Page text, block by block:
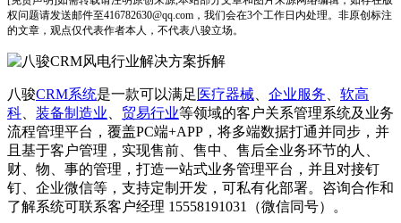
权问题请发送邮件至416782630@qq.com，我们会在3个工作日内处理。非原创标注
的文章，观点仅代表作者本人，不代表八骏立场。
八骏CRM系统是一款可以满足 医疗器械 企业服务
软高
科
装备制造业 贸易行业等领域的客户关系管理系统及业务
流程管理平台，覆盖PC端+APP，将多端数据打通并同步，并
且基于客户管理，实现售前、售中、售后全业务环节的人、
财、物、事的管理，打造一站式业务管理平台，并且对接钉
钉、企业微信等，支持定制开发，可私有化部署。咨询合作和
了解系统可联系客户经理 15558191031（微信同号）。